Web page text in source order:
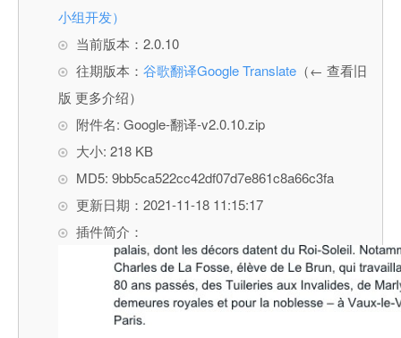
小组开发）
当前版本：2.0.10
往期版本： 谷歌翻译Google Translate （← 查看旧
版 更多介绍）
附件名: Google-翻译-v2.0.10.zip
大小: 218 KB
MD5: 9bb5ca522cc42df07d7e861c8a66c3fa
更新日期：2021-11-18 11:15:17
插件简介：